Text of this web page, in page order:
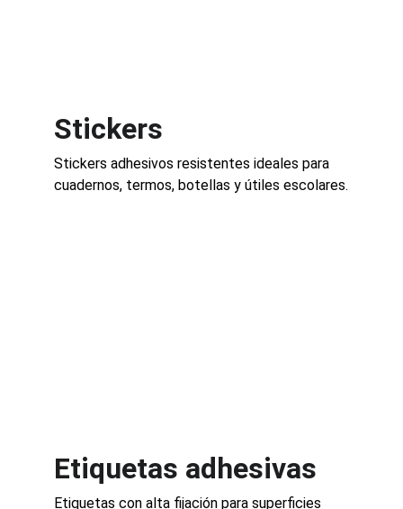
Stickers
Stickers adhesivos resistentes ideales para
cuadernos, termos, botellas y útiles escolares.
Etiquetas adhesivas
Etiquetas con alta fijación para superficies